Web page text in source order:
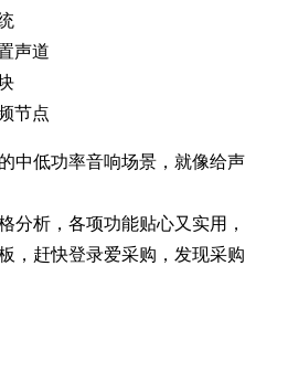
声道
节点
中低功率音响场景，就像给声
分析，各项功能贴心又实用，
，赶快登录爱采购，发现采购